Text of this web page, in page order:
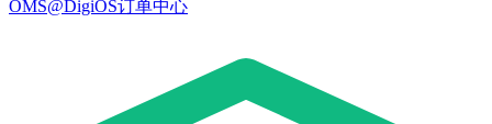
OMS@DigiOS订单中心